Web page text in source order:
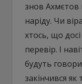
знов Ахмєтов
наріду. Чи
хтось, що
перевір. І
будуть
закінчився як